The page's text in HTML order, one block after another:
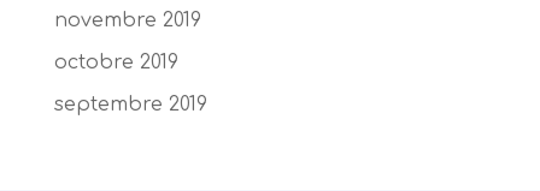
novembre 2019
octobre 2019
septembre 2019